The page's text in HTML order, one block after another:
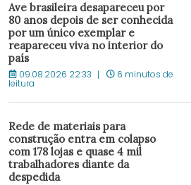
Ave brasileira desapareceu por
80 anos depois de ser conhecida
por um único exemplar e
reapareceu viva no interior do
país
09.08.2026 22:33 6 minutos de
leitura
Rede de materiais para
construção entra em colapso
com 178 lojas e quase 4 mil
trabalhadores diante da
despedida